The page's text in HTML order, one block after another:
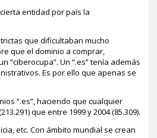
entidad por país la
que dificultaban mucho
que el dominio a comprar,
Un “.es” tenía además
Es por ello que apenas se
“.es”, haciendo que cualquier
que entre 1999 y 2004 (85.309).
etc. Con ámbito mundial se crean